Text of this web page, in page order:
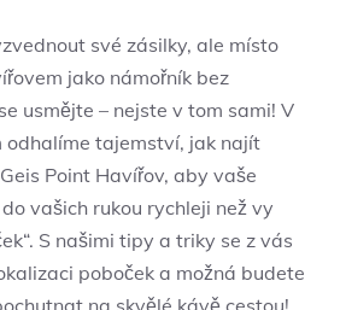
své zásilky, ale místo
jako námořník bez
usmějte – nejste v tom sami! V
odhalíme tajemství, jak najít
Point Havířov, aby vaše
vašich rukou rychleji než vy
S našimi tipy a triky se z vás
poboček a možná budete
na skvělé kávě cestou!